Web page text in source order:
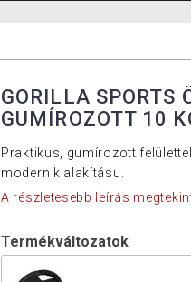
GORILLA SPORTS
GUMÍROZOTT 10
Praktikus, gumírozott
modern kialakításu.
A részletesebb leírás
Termékváltozatok